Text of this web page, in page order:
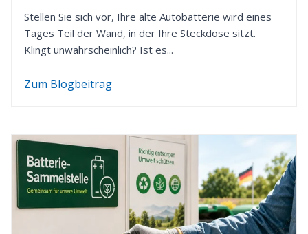
verwenden wir die von Ihnen zuvor gewählte
Zahlungsart.
Stellen Sie sich vor, Ihre alte Autobatterie wird eines
Tages Teil der Wand, in der Ihre Steckdose sitzt.
Klingt unwahrscheinlich? Ist es...
Zum Blogbeitrag